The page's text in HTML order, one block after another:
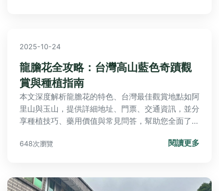
2025-10-24
龍膽花全攻略：台灣高山藍色奇蹟觀
賞與種植指南
本文深度解析龍膽花的特色、台灣最佳觀賞地點如阿
里山與玉山，提供詳細地址、門票、交通資訊，並分
享種植技巧、藥用價值與常見問答，幫助您全面了解
648次瀏覽 閱讀更多